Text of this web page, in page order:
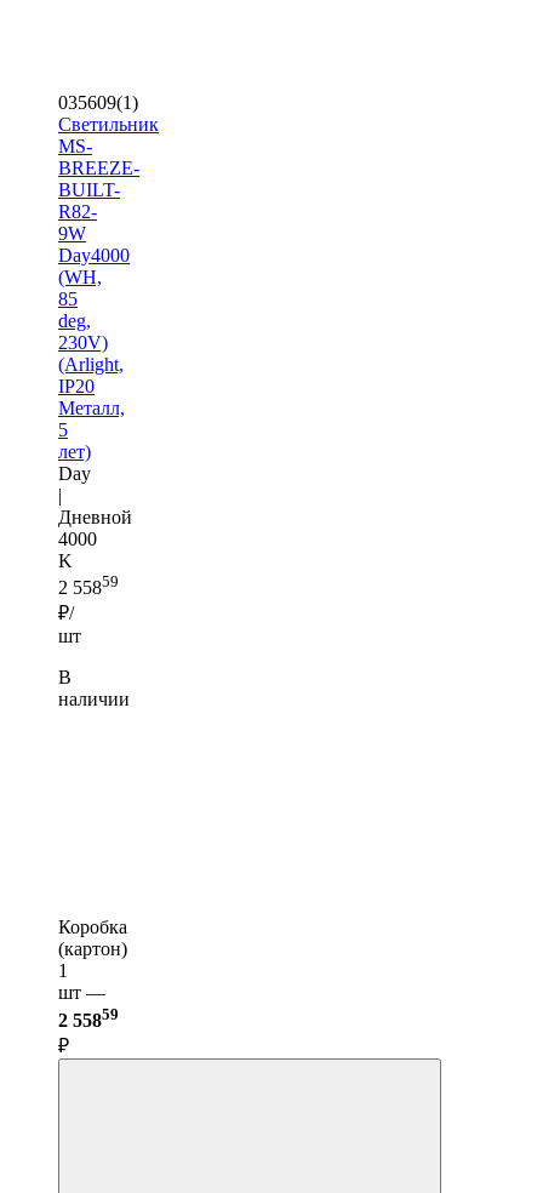
035609(1)
Светильник
MS-
BREEZE-
BUILT-
R82-
9W
Day4000
(WH,
85
deg,
230V)
(Arlight,
IP20
Металл,
5
лет)
Day
|
Дневной
4000
K
2 55859
₽/
шт
В
наличии
Коробка
(картон)
1
шт —
2 55859
₽